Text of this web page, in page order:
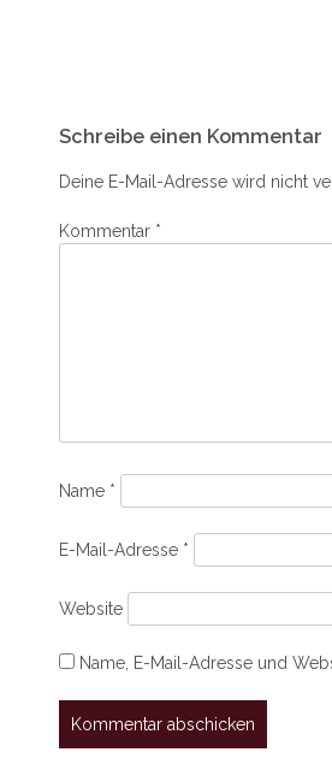
Schreibe einen Kommentar
Deine E-Mail-Adresse wird nicht
Kommentar *
Name *
E-Mail-Adresse *
Website
Name, E-Mail-Adresse und